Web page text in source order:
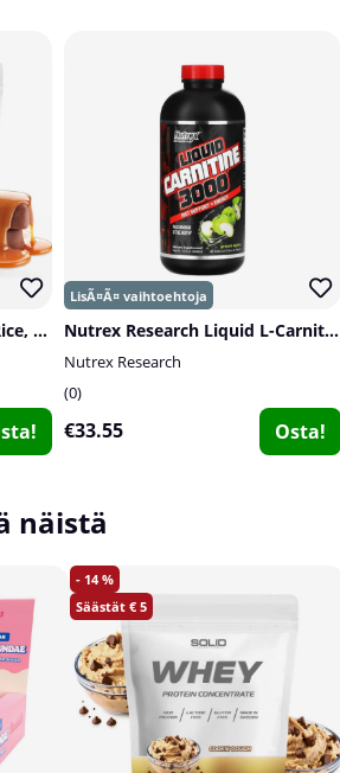
SOLID Nutrition Cream Of Rice, 1 kg Nutrex Research Liquid L-Carnitine 3000, 480 ml
Nutrex Research
0
€33.55 Osta!
näistä
14
5